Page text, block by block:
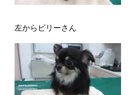
左からビリーさん